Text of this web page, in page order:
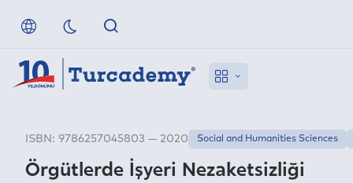
Örgütlerde İşyeri Nezaketsizliği
ISBN: 9786257045803 — 2020 Social and Humanities Sciences